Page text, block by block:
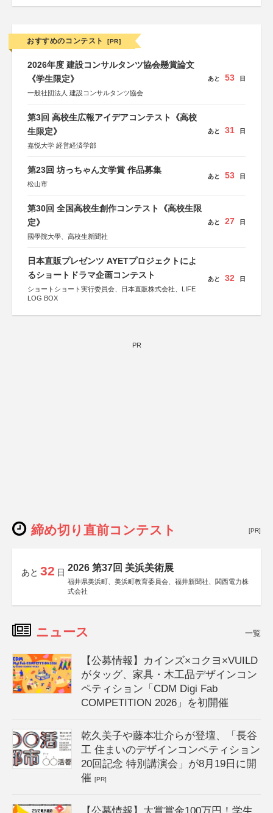
おすすめのコンテスト [PR]
2026年度 建設コンサルタンツ協会懸賞論文
《学生限定》
一般社団法人 建設コンサルタンツ協会
あと 53 日
第3回 高校生広報アイデアコンテスト《高校
生限定》
嘉悦大学 経営経済学部
あと 31 日
第23回 坊っちゃん文学賞 作品募集
松山市
あと 53 日
第30回 全国高校生創作コンテスト《高校生限
定》
國學院大學、高校生新聞社
あと 27 日
日本直販プレゼンツ AYETプロジェクトによ
るショートドラマ企画コンテスト
ショートショート実行委員会、日本直販株式会社、LIFE
LOG BOX
あと 32 日
PR
締め切り直前コンテスト [PR]
あと 32 日 2026 第37回 美浜美術展
福井県美浜町、美浜町教育委員会、福井新聞社、関西電力株
式会社
ニュース 一覧
【公募情報】カインズ×コクヨ×VUILD
がタッグ、家具・木工品デザインコン
ペティション「CDM Digi Fab
COMPETITION 2026」を初開催
乾久美子や藤本壮介らが登壇、「長谷
工 住まいのデザインコンペティション
20回記念 特別講演会」が8月19日に開
催[PR]